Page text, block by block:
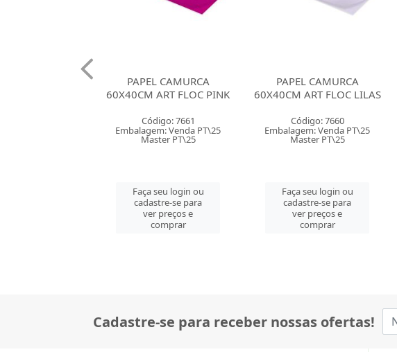
PAPEL CAMURCA
60X40CM ART FLOC LILAS
Código: 7660
Embalagem: Venda PT\25
Master PT\25
Faça seu login ou
cadastre-se para
ver preços e
comprar
PAPEL CAMURCA
60X40CM ART FLOC AZUL
Código: 7658
Embalagem: Venda PT\25
Master PT\25
Faça seu login ou
cadastre-se para
ver preços e
comprar
Cadastre-se para receber nossas ofertas!